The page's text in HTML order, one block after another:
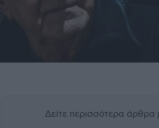
Δείτε περισσότερα άρθρα